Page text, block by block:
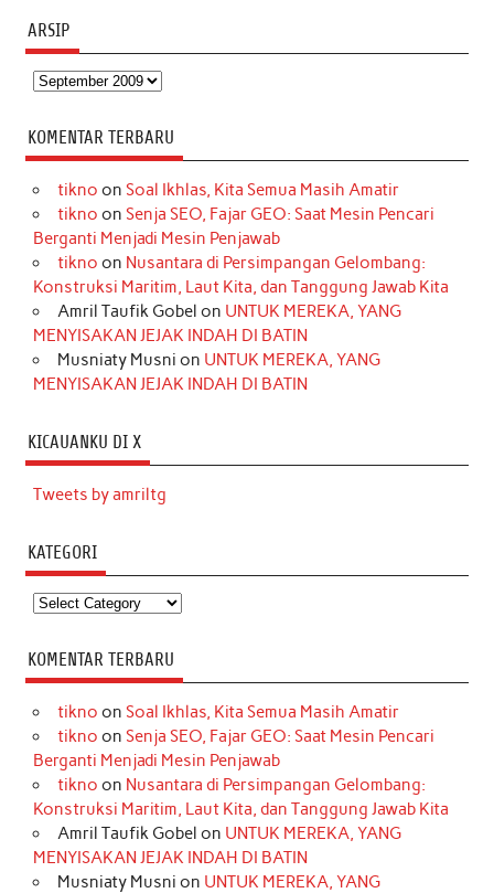
ARSIP
Arsip
KOMENTAR TERBARU
tikno on Soal Ikhlas, Kita Semua Masih Amatir
tikno on Senja SEO, Fajar GEO: Saat Mesin Pencari
Berganti Menjadi Mesin Penjawab
tikno on Nusantara di Persimpangan Gelombang:
Konstruksi Maritim, Laut Kita, dan Tanggung Jawab Kita
Amril Taufik Gobel on UNTUK MEREKA, YANG
MENYISAKAN JEJAK INDAH DI BATIN
Musniaty Musni on UNTUK MEREKA, YANG
MENYISAKAN JEJAK INDAH DI BATIN
KICAUANKU DI X
Tweets by amriltg
KATEGORI
Kategori
KOMENTAR TERBARU
tikno on Soal Ikhlas, Kita Semua Masih Amatir
tikno on Senja SEO, Fajar GEO: Saat Mesin Pencari
Berganti Menjadi Mesin Penjawab
tikno on Nusantara di Persimpangan Gelombang:
Konstruksi Maritim, Laut Kita, dan Tanggung Jawab Kita
Amril Taufik Gobel on UNTUK MEREKA, YANG
MENYISAKAN JEJAK INDAH DI BATIN
Musniaty Musni on UNTUK MEREKA, YANG